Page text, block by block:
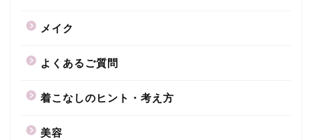
メイク
よくあるご質問
着こなしのヒント・考え方
美容